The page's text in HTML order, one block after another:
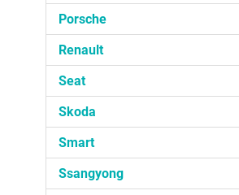
Porsche
Renault
Seat
Skoda
Smart
Ssangyong